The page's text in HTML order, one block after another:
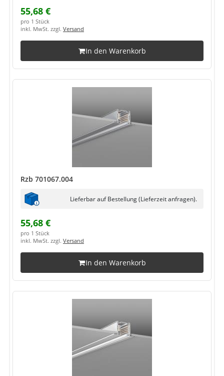
55,68 €
pro 1 Stück
inkl. MwSt. zzgl. Versand
In den Warenkorb
Rzb 701067.004
Lieferbar auf Bestellung (Lieferzeit anfragen).
55,68 €
pro 1 Stück
inkl. MwSt. zzgl. Versand
In den Warenkorb